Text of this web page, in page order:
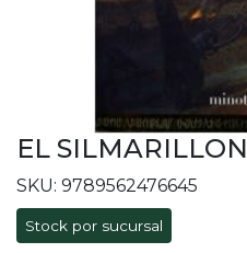
EL SILMARILLON
SKU: 9789562476645
Stock por sucursal